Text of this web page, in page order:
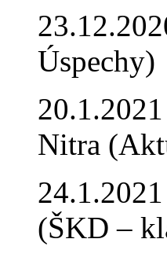
Úspechy)
Nitra
(ŠKD –